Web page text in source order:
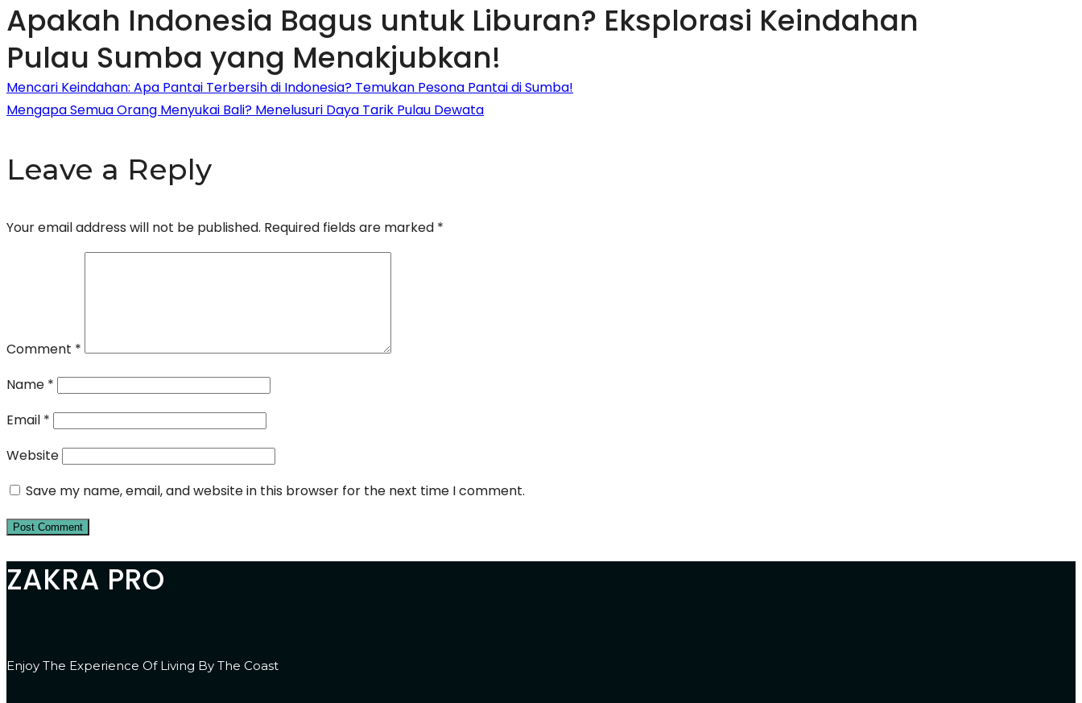
Apakah Indonesia Bagus untuk Liburan? Eksplorasi Keindahan
Pulau Sumba yang Menakjubkan!
Post
Mencari Keindahan: Apa Pantai Terbersih di Indonesia? Temukan Pesona Pantai di Sumba!
Mengapa Semua Orang Menyukai Bali? Menelusuri Daya Tarik Pulau Dewata
Leave a Reply
Your email address will not be published. Required fields are marked *
Comment *
Name *
Email *
Website
Save my name, email, and website in this browser for the next time I comment.
ZAKRA PRO
Enjoy The Experience Of Living By The Coast